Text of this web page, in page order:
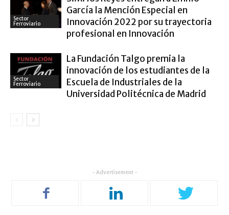
Sector
Ferroviario
García la Mención Especial en
Innovación 2022 por su trayectoria
profesional en Innovación
Sector
Ferroviario
La Fundación Talgo premia la
innovación de los estudiantes de la
Escuela de Industriales de la
Universidad Politécnica de Madrid
- Advertisement -